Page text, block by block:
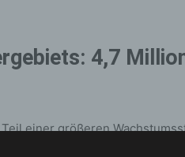
4,7
einer größeren
seinen Service in